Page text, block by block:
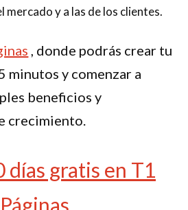
mercado y a las de los clientes.
, donde podrás crear tu
minutos y comenzar a
beneficios y
crecimiento.
días gratis en T1
Páginas